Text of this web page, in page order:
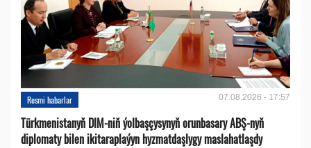
Resmi habarlar 07.08.2026 - 17:57
Türkmenistanyň DIM-niň ýolbaşçysynyň orunbasary ABŞ-nyň
diplomaty bilen ikitaraplaýyn hyzmatdaşlygy maslahatlaşdy